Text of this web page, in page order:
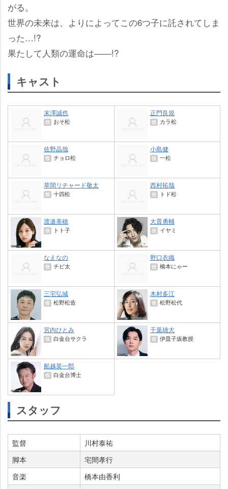
がる。
世界の未来は、よりによってこの6つ子に託されてしま
った…!?
果たして人類の運命は――!?
キャスト
末澤誠也
役 おそ松
正門良規
役 カラ松
佐野晶哉
役 チョロ松
小島健
役 一松
草間リチャード敬太
役 十四松
西村拓哉
役 トド松
渡邉美穂
役 トト子
大貫勇輔
役 イヤミ
なえなの
役 チビ太
野口衣織
役 橋本にゃー
三宅弘城
役 松野松造
木村多江
役 松野松代
宮内ひとみ
役 白金台サクラ
千葉雄大
役 伊皿子坂教授
船越英一郎
役 白金台博士
スタッフ
監督
川村泰祐
脚本
宅間孝行
音楽
橋本由香利